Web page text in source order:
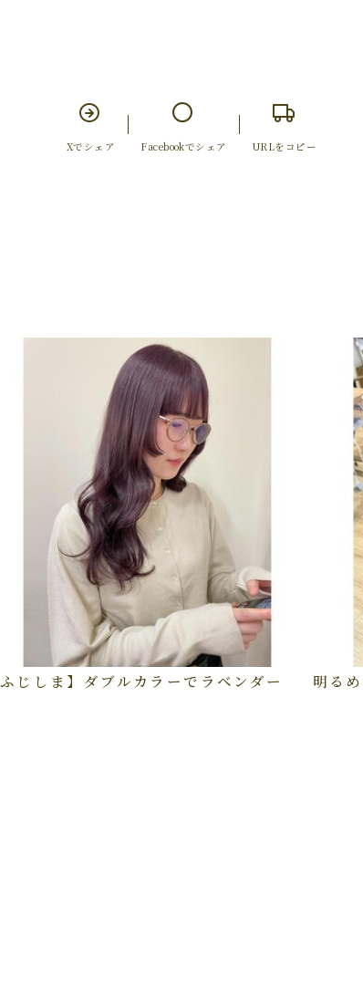
Xでシェア Facebookでシェア URLをコピー
ふじしま】ダブルカラーでラベンダー 明る